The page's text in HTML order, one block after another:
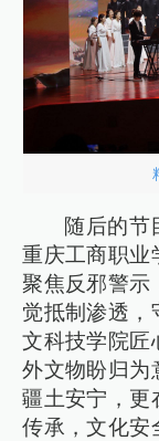
随后的节
重庆工商职业
聚焦反邪警示
觉抵制渗透，
文科技学院匠
外文物盼归为
疆土安宁，更
传承，文化安